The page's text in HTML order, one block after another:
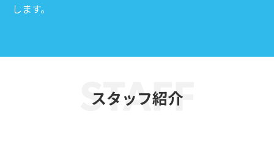
します。
スタッフ紹介